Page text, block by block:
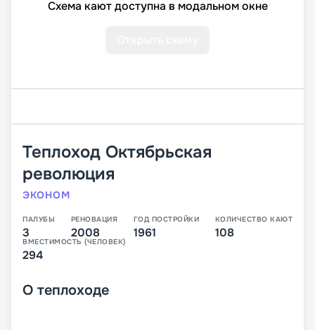
Схема кают доступна в модальном окне
Теплоход Октябрьская
революция
ЭКОНОМ
ПАЛУБЫ
3
РЕНОВАЦИЯ
2008
ГОД ПОСТРОЙКИ
1961
КОЛИЧЕСТВО КАЮТ
108
ВМЕСТИМОСТЬ (ЧЕЛОВЕК)
294
О теплоходе